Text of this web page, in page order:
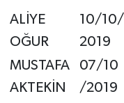
ALİYE
OĞUR
10/10/
2019
MUSTAFA
AKTEKİN
07/10
/2019